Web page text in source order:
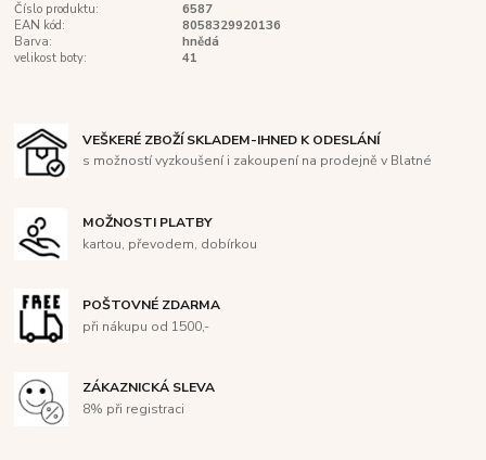
Číslo produktu:
6587
EAN kód:
8058329920136
Barva:
hnědá
velikost boty:
41
VEŠKERÉ ZBOŽÍ SKLADEM-IHNED K ODESLÁNÍ
s možností vyzkoušení i zakoupení na prodejně v Blatné
MOŽNOSTI PLATBY
kartou, převodem, dobírkou
POŠTOVNÉ ZDARMA
při nákupu od 1500,-
ZÁKAZNICKÁ SLEVA
8% při registraci